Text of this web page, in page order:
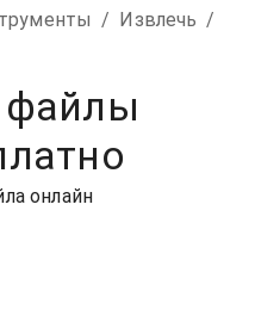
/ Извлечь /
файлы
онлайн